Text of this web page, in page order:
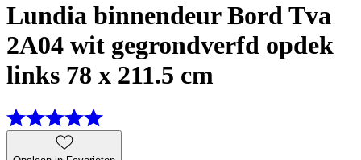
Lundia binnendeur Bord Tva
2A04 wit gegrondverfd opdek
links 78 x 211.5 cm